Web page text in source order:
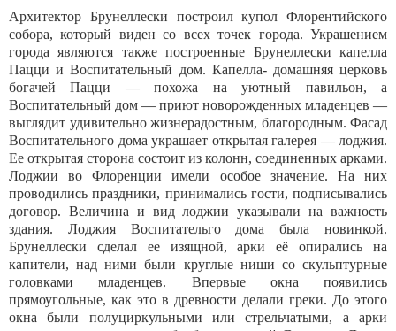
Архитектор Брунеллески построил купол Флорентийского
собора, который виден со всех точек города. Украшением
города являются также построенные Брунеллески капелла
Пацци и Воспитательный дом. Капелла- домашняя церковь
богачей Пацци — похожа на уютный павильон, а
Воспитательный дом — приют новорожденных младенцев —
выглядит удивительно жизнерадостным, благородным. Фасад
Воспитательного дома украшает открытая галерея — лоджия.
Ее открытая сторона состоит из колонн, соединенных арками.
Лоджии во Флоренции имели особое значение. На них
проводились праздники, принимались гости, подписывались
договор. Величина и вид лоджии указывали на важность
здания. Лоджия Воспитательго дома была новинкой.
Брунеллески сделал ее изящной, арки её опирались на
капители, над ними были круглые ниши со скульптурные
головками младенцев. Впервые окна появились
прямоугольные, как это в древности делали греки. До этого
окна были полуциркульными или стрельчатыми, а арки